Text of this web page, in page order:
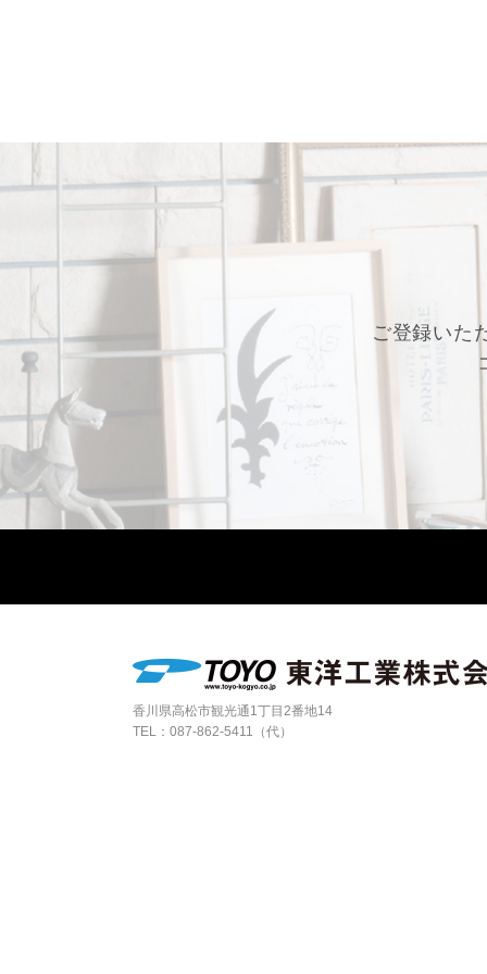
ご登録いた
香川県高松市観光通1丁目2番地14
TEL： 087-862-5411（代）